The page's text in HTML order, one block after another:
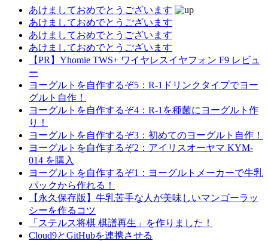
あけましておめでとうございます
あけましておめでとうございます
あけましておめでとうございます
あけましておめでとうございます
【PR】Yhomie TWS+ ワイヤレスイヤフォン F9 レビュ
ー
ヨーグルトを自作するぞ5：R-1ドリンクタイプでヨー
グルト自作！
ヨーグルトを自作するぞ4：R-1を種菌にヨーグルト作
り！
ヨーグルトを自作するぞ3：初めてのヨーグルト自作！
ヨーグルトを自作するぞ2：アイリスオーヤマ KYM-
014 を購入
ヨーグルトを自作するぞ1：ヨーグルトメーカーで牛乳
パックから作れる！
【永久保存版】牛乳苦手な人が美味しいマンゴーラッ
シーを作るコツ
「ステルス将棋 棋譜再生」を作りました！
Cloud9とGitHubを連携させる